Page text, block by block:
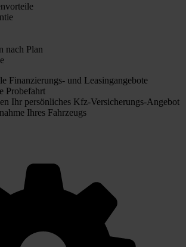
nach Plan
Finanzierungs- und Leasingangebote
Probefahrt
Ihr persönliches Kfz-Versicherungs-Angebot
Ihres Fahrzeugs